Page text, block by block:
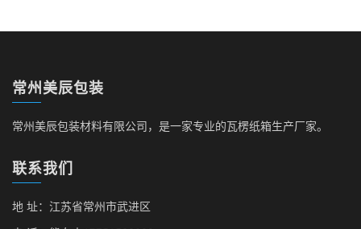
常州美辰包装
常州美辰包装材料有限公司，是一家专业的瓦楞纸箱生产厂家。
联系我们
地 址：江苏省常州市武进区